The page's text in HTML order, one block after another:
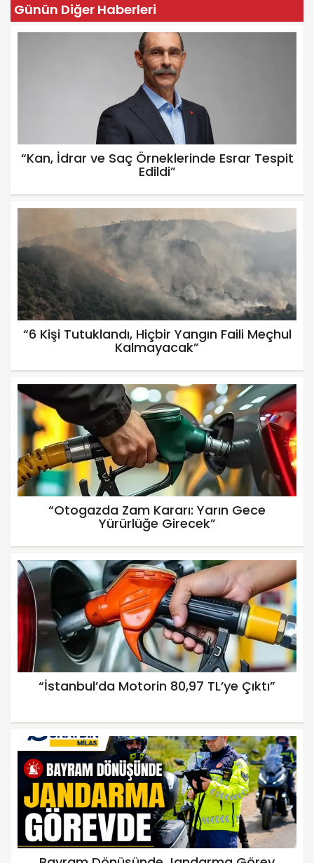
Günün Diğer Haberleri
“Kan, İdrar ve Saç Örneklerinde Esrar Tespit
Edildi”
“6 Kişi Tutuklandı, Hiçbir Yangın Faili Meçhul
Kalmayacak”
“Otogazda Zam Kararı: Yarın Gece
Yürürlüğe Girecek”
“İstanbul’da Motorin 80,97 TL’ye Çıktı”